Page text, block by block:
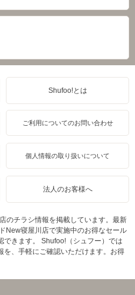
Shufoo!とは
ご利用についてのお問い合わせ
個人情報の取り扱いについて
法人のお客様へ
のチラシ情報を掲載しています。最新
New寝屋川店で実施中のお得なセール
きます。 Shufoo!（シュフー）では
を、手軽にご確認いただけます。お得